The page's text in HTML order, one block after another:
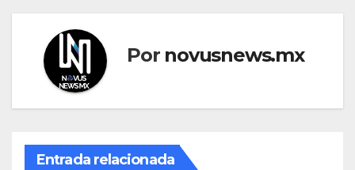
Por novusnews.mx
Entrada relacionada